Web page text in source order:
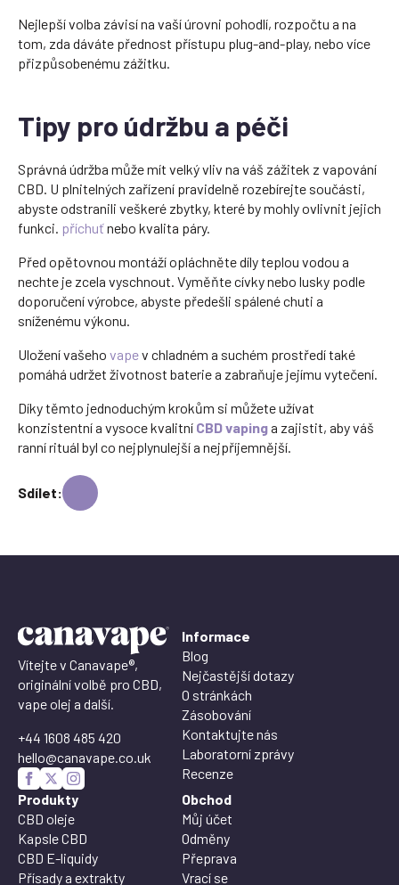
Nejlepší volba závisí na vaší úrovni pohodlí, rozpočtu a na
tom, zda dáváte přednost přístupu plug-and-play, nebo více
přizpůsobenému zážitku.
Tipy pro údržbu a péči
Správná údržba může mít velký vliv na váš zážitek z vapování
CBD. U plnitelných zařízení pravidelně rozebírejte součásti,
abyste odstranili veškeré zbytky, které by mohly ovlivnit jejich
funkci. příchuťnebo kvalita páry.
Před opětovnou montáží opláchněte díly teplou vodou a
nechte je zcela vyschnout. Vyměňte cívky nebo lusky podle
doporučení výrobce, abyste předešli spálené chuti a
sníženému výkonu.
Uložení vašeho vapev chladném a suchém prostředí také
pomáhá udržet životnost baterie a zabraňuje jejímu vytečení.
Díky těmto jednoduchým krokům si můžete užívat
konzistentní a vysoce kvalitní CBD vapinga zajistit, aby váš
ranní rituál byl co nejplynulejší a nejpříjemnější.
Sdílet:
Vítejte v Canavape®,
originální volbě pro CBD,
vape olej a další.
+44 1608 485 420
hello@canavape.co.uk
Informace
Blog
Nejčastější dotazy
O stránkách
Zásobování
Kontaktujte nás
Laboratorní zprávy
Recenze
Produkty
CBD oleje
Kapsle CBD
CBD E-liquidy
Přísady a extrakty
Obchod
Můj účet
Odměny
Přeprava
Vrací se